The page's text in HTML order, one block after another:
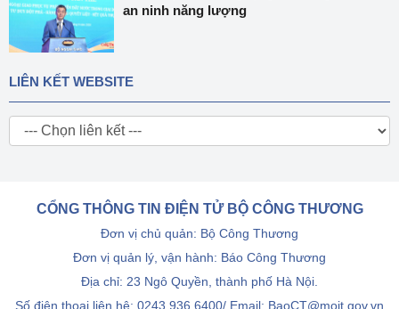
an ninh năng lượng
LIÊN KẾT WEBSITE
CỔNG THÔNG TIN ĐIỆN TỬ BỘ CÔNG THƯƠNG
Đơn vị chủ quản: Bộ Công Thương
Đơn vị quản lý, vận hành: Báo Công Thương
Địa chỉ: 23 Ngô Quyền, thành phố Hà Nội.
Số điện thoại liên hệ: 0243.936.6400/ Email: BaoCT@moit.gov.vn